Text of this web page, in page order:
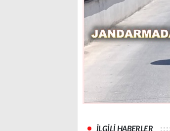
İLGİLİ HABERLER